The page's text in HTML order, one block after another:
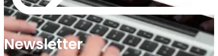
Newsletter